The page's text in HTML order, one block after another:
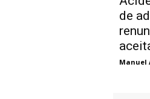
de
Manuel